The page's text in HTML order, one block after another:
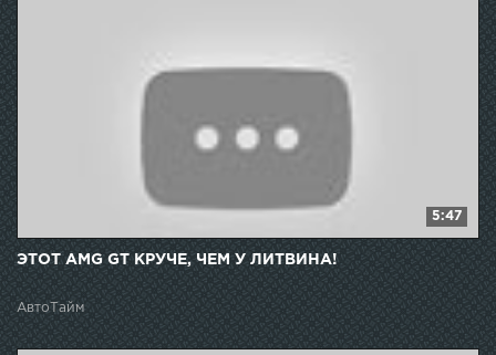
5:47
ЭТОТ AMG GT КРУЧЕ, ЧЕМ У ЛИТВИНА!
АвтоТайм